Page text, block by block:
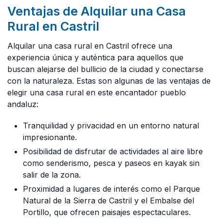
Ventajas de Alquilar una Casa
Rural en Castril
Alquilar una casa rural en Castril ofrece una
experiencia única y auténtica para aquellos que
buscan alejarse del bullicio de la ciudad y conectarse
con la naturaleza. Estas son algunas de las ventajas de
elegir una casa rural en este encantador pueblo
andaluz:
Tranquilidad y privacidad en un entorno natural
impresionante.
Posibilidad de disfrutar de actividades al aire libre
como senderismo, pesca y paseos en kayak sin
salir de la zona.
Proximidad a lugares de interés como el Parque
Natural de la Sierra de Castril y el Embalse del
Portillo, que ofrecen paisajes espectaculares.